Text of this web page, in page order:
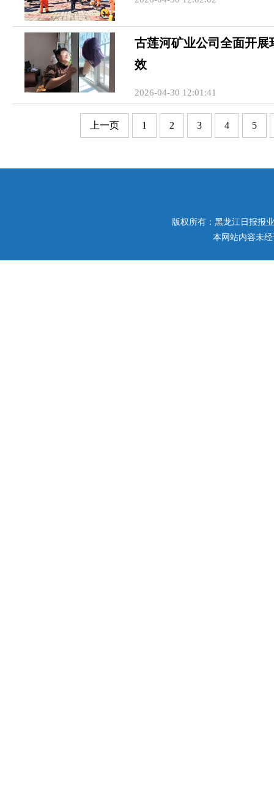
古莲河矿业公司全面开
效
2026-04-30 12:01:41
上一页 1 2 3 4 5
版权所有：黑龙江日报报
本网站内容未